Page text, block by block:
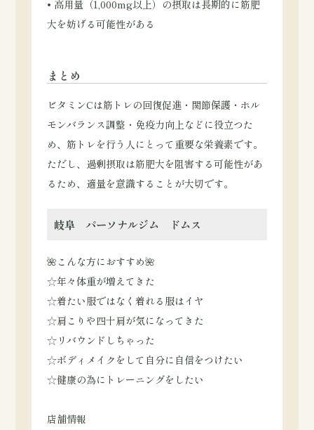
• 高用量（1,000mg以上）の摂取は長期的に筋肥
大を妨げる可能性がある
まとめ
ビタミンCは筋トレの回復促進・関節保護・ホル
モンバランス調整・免疫力向上などに役立つた
め、筋トレを行う人にとって重要な栄養素です。
ただし、過剰摂取は筋肥大を阻害する可能性があ
るため、適量を意識することが大切です。
岐阜 パーソナルジム ドムス
🌺こんな方におすすめ🌺
☆年々体重が増えてきた
☆着たい服ではなく着れる服はイヤ
☆肩こりや四十肩が気になってきた
☆リバウンドしちゃった
☆ボディメイクをして自分に自信をつけたい
☆健康の為にトレーニングをしたい
店舗情報